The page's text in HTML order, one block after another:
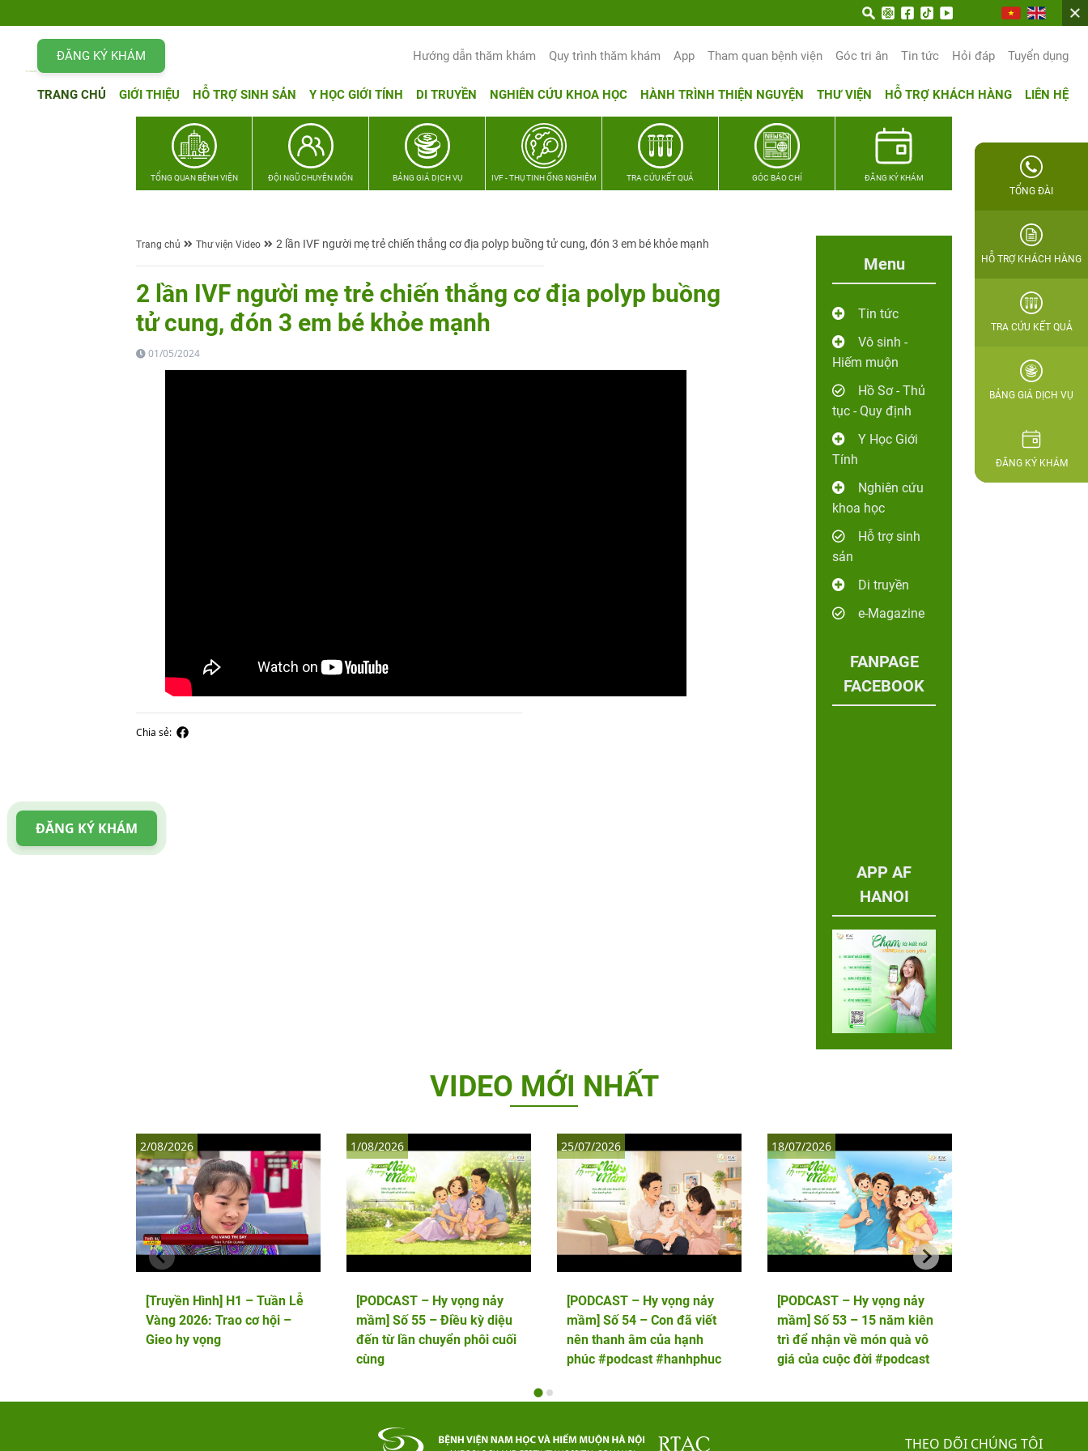
ĐĂNG KÝ KHÁM Hướng dẫn thăm khám Quy trình thăm khám App Tham quan bệnh viện Góc tri ân Tin tức Hỏi đáp Tuyển dụng
TRANG CHỦ GIỚI THIỆU HỖ TRỢ SINH SẢN Y HỌC GIỚI TÍNH DI TRUYỀN NGHIÊN CỨU KHOA HỌC HÀNH TRÌNH THIỆN NGUYỆN THƯ VIỆN HỖ TRỢ KHÁCH HÀNG LIÊN HỆ
TỔNG QUAN BỆNH VIỆN ĐỘI NGŨ CHUYÊN MÔN BẢNG GIÁ DỊCH VỤ IVF - THỤ TINH ỐNG NGHIỆM TRA CỨU KẾT QUẢ GÓC BÁO CHÍ ĐĂNG KÝ KHÁM
Trang chủ Thư viện Video 2 lần IVF người mẹ trẻ chiến thắng cơ địa polyp buồng tử cung, đón 3 em bé khỏe mạnh
2 lần IVF người mẹ trẻ chiến thắng cơ địa polyp buồng
tử cung, đón 3 em bé khỏe mạnh
01/05/2024
Chia sẻ:
Menu
Tin tức
Vô sinh -
Hiếm muộn
Hồ Sơ - Thủ
tục - Quy định
Y Học Giới
Tính
Nghiên cứu
khoa học
Hỗ trợ sinh
sản
Di truyền
e-Magazine
FANPAGE
FACEBOOK
APP AF
HANOI
VIDEO MỚI NHẤT
[Truyền Hình] H1 – Tuần Lễ
Vàng 2026: Trao cơ hội –
Gieo hy vọng
2/08/2026
[PODCAST – Hy vọng nảy
mầm] Số 55 – Điều kỳ diệu
đến từ lần chuyển phôi cuối
cùng
1/08/2026
[PODCAST – Hy vọng nảy
mầm] Số 54 – Con đã viết
nên thanh âm của hạnh
phúc #podcast #hanhphuc
25/07/2026
[PODCAST – Hy vọng nảy
mầm] Số 53 – 15 năm kiên
trì để nhận về món quà vô
giá của cuộc đời #podcast
18/07/2026
THEO DÕI CHÚNG TÔI
TỔNG ĐÀI
HỖ TRỢ KHÁCH HÀNG
TRA CỨU KẾT QUẢ
BẢNG GIÁ DỊCH VỤ
ĐĂNG KÝ KHÁM
ĐĂNG KÝ KHÁM